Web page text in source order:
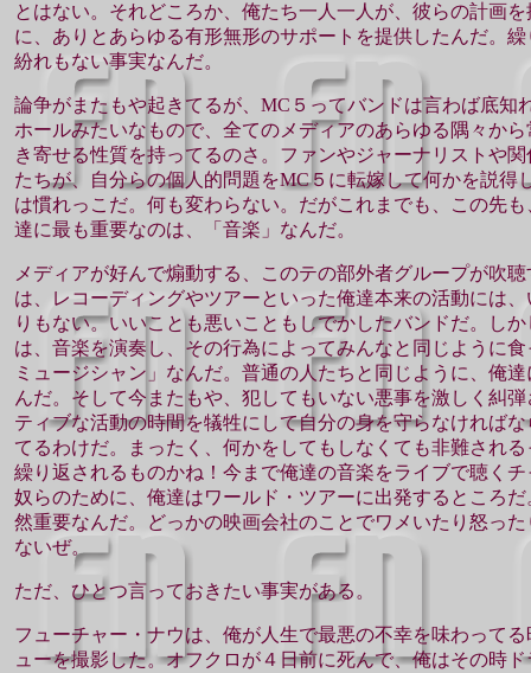
とはない。それどころか、俺たち一人一人が、彼らの計画
に、ありとあらゆる有形無形のサポートを提供したんだ。
紛れもない事実なんだ。
論争がまたもや起きてるが、MC５ってバンドは言わば底知
ホールみたいなもので、全てのメディアのあらゆる隅々か
き寄せる性質を持ってるのさ。ファンやジャーナリストや
たちが、自分らの個人的問題をMC５に転嫁して何かを説得
は慣れっこだ。何も変わらない。だがこれまでも、この先
達に最も重要なのは、「音楽」なんだ。
メディアが好んで煽動する、このテの部外者グループが吹
は、レコーディングやツアーといった俺達本来の活動には
りもない。いいことも悪いこともしでかしたバンドだ。し
は、音楽を演奏し、その行為によってみんなと同じように
ミュージシャン」なんだ。普通の人たちと同じように、俺
んだ。そして今またもや、犯してもいない悪事を激しく糾
ティブな活動の時間を犠牲にして自分の身を守らなければ
てるわけだ。まったく、何かをしてもしなくても非難され
繰り返されるものかね！今まで俺達の音楽をライブで聴く
奴らのために、俺達はワールド・ツアーに出発するところ
然重要なんだ。どっかの映画会社のことでワメいたり怒っ
ないぜ。
ただ、ひとつ言っておきたい事実がある。
フューチャー・ナウは、俺が人生で最悪の不幸を味わって
ューを撮影した。オフクロが４日前に死んで、俺はその時